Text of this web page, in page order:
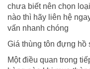
chưa biết nên chọn
nào thì hãy liên hệ
vấn nhanh chóng
Giá thùng tôn đựng hồ
Một điều quan trong